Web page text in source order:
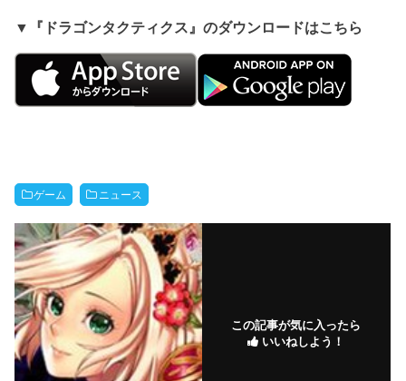
▼『ドラゴンタクティクス』のダウンロードはこちら
ゲーム ニュース
この記事が気に入ったら
いいねしよう！